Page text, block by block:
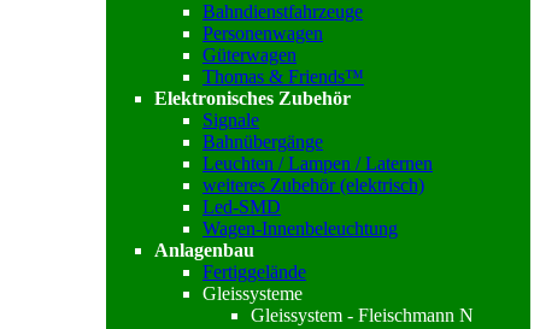
Bahndienstfahrzeuge
Personenwagen
Güterwagen
Thomas & Friends™
Elektronisches Zubehör
Signale
Bahnübergänge
Leuchten / Lampen / Laternen
weiteres Zubehör (elektrisch)
Led-SMD
Wagen-Innenbeleuchtung
Anlagenbau
Fertiggelände
Gleissysteme
Gleissystem - Fleischmann N